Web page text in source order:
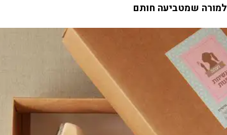
למורה שמטביעה חותם